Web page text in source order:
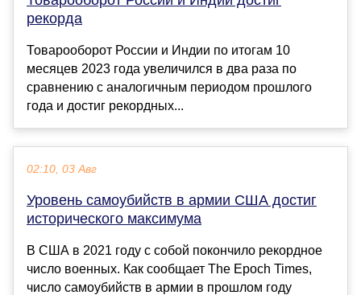
рекорда
Товарооборот России и Индии по итогам 10
месяцев 2023 года увеличился в два раза по
сравнению с аналогичным периодом прошлого
года и достиг рекордных...
02:10, 03 Авг
Уровень самоубийств в армии США достиг
исторического максимума
В США в 2021 году с собой покончило рекордное
число военных. Как сообщает The Epoch Times,
число самоубийств в армии в прошлом году